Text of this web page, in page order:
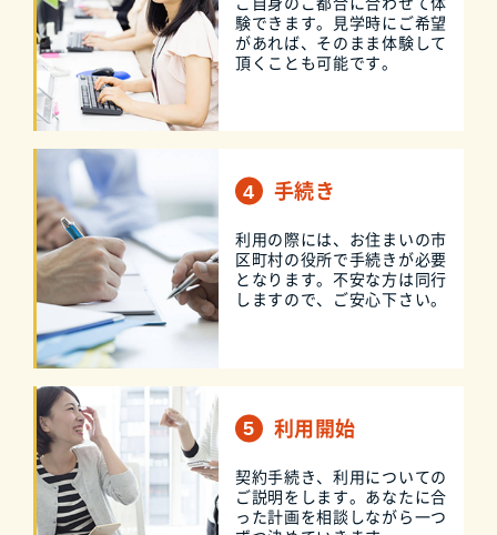
験できます。見学時にご希望
があれば、そのまま体験して
頂くことも可能です。
手続き
利用の際には、お住まいの市
区町村の役所で手続きが必要
となります。不安な方は同行
しますので、ご安心下さい。
利用開始
契約手続き、利用についての
ご説明をします。あなたに合
った計画を相談しながら一つ